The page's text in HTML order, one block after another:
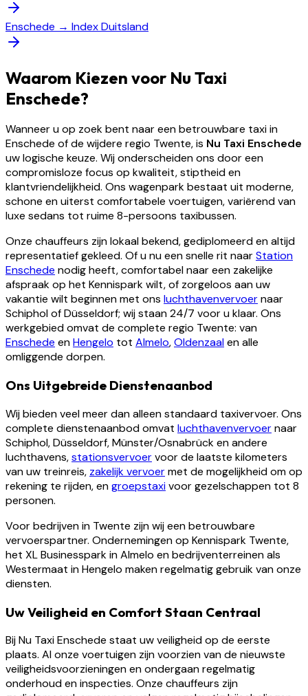
Enschede → Index Duitsland
Waarom Kiezen voor Nu Taxi
Enschede?
Wanneer u op zoek bent naar een betrouwbare taxi in
Enschede of de wijdere regio Twente, is Nu Taxi Enschede
uw logische keuze. Wij onderscheiden ons door een
compromisloze focus op kwaliteit, stiptheid en
klantvriendelijkheid. Ons wagenpark bestaat uit moderne,
schone en uiterst comfortabele voertuigen, variërend van
luxe sedans tot ruime 8-persoons taxibussen.
Onze chauffeurs zijn lokaal bekend, gediplomeerd en altijd
representatief gekleed. Of u nu een snelle rit naarStation
Enschede nodig heeft, comfortabel naar een zakelijke
afspraak op het Kennispark wilt, of zorgeloos aan uw
vakantie wilt beginnen met ons luchthavenvervoernaar
Schiphol of Düsseldorf; wij staan 24/7 voor u klaar. Ons
werkgebied omvat de complete regio Twente: van
Enschede enHengelo tot Almelo,Oldenzaalen alle
omliggende dorpen.
Ons Uitgebreide Dienstenaanbod
Wij bieden veel meer dan alleen standaard taxivervoer. Ons
complete dienstenaanbod omvat luchthavenvervoernaar
Schiphol, Düsseldorf, Münster/Osnabrück en andere
luchthavens,stationsvervoervoor de laatste kilometers
van uw treinreis, zakelijk vervoermet de mogelijkheid om op
rekening te rijden, engroepstaxivoor gezelschappen tot 8
personen.
Voor bedrijven in Twente zijn wij een betrouwbare
vervoerspartner. Ondernemingen op Kennispark Twente,
het XL Businesspark in Almelo en bedrijventerreinen als
Westermaat in Hengelo maken regelmatig gebruik van onze
diensten.
Uw Veiligheid en Comfort Staan Centraal
Bij Nu Taxi Enschede staat uw veiligheid op de eerste
plaats. Al onze voertuigen zijn voorzien van de nieuwste
veiligheidsvoorzieningen en ondergaan regelmatig
onderhoud en inspecties. Onze chauffeurs zijn